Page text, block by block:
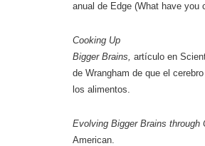
anual de Edge (What have you
Cooking Up
Bigger Brains, artículo en
de Wrangham de que el
los alimentos.
Evolving Bigger Brains through
American.